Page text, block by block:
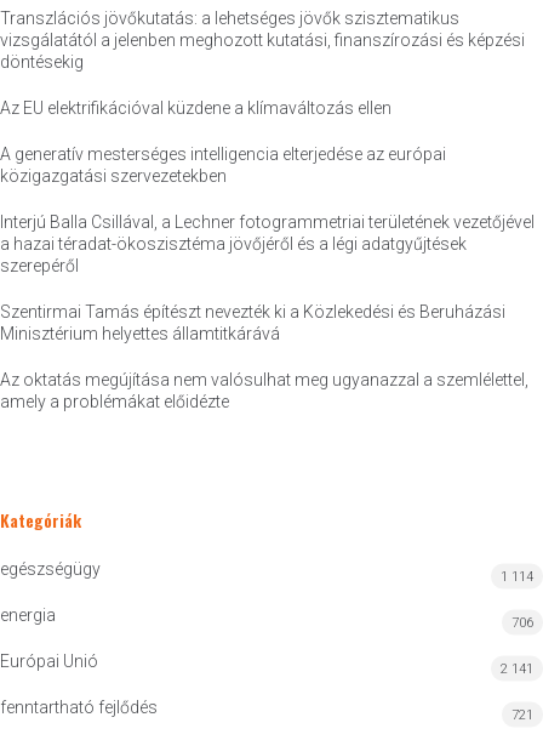
Transzlációs jövőkutatás: a lehetséges jövők szisztematikus
vizsgálatától a jelenben meghozott kutatási, finanszírozási és képzési
döntésekig
Az EU elektrifikációval küzdene a klímaváltozás ellen
A generatív mesterséges intelligencia elterjedése az európai
közigazgatási szervezetekben
Interjú Balla Csillával, a Lechner fotogrammetriai területének vezetőjével
a hazai téradat-ökoszisztéma jövőjéről és a légi adatgyűjtések
szerepéről
Szentirmai Tamás építészt nevezték ki a Közlekedési és Beruházási
Minisztérium helyettes államtitkárává
Az oktatás megújítása nem valósulhat meg ugyanazzal a szemlélettel,
amely a problémákat előidézte
Kategóriák
egészségügy 1 114
energia 706
Európai Unió 2 141
fenntartható fejlődés 721